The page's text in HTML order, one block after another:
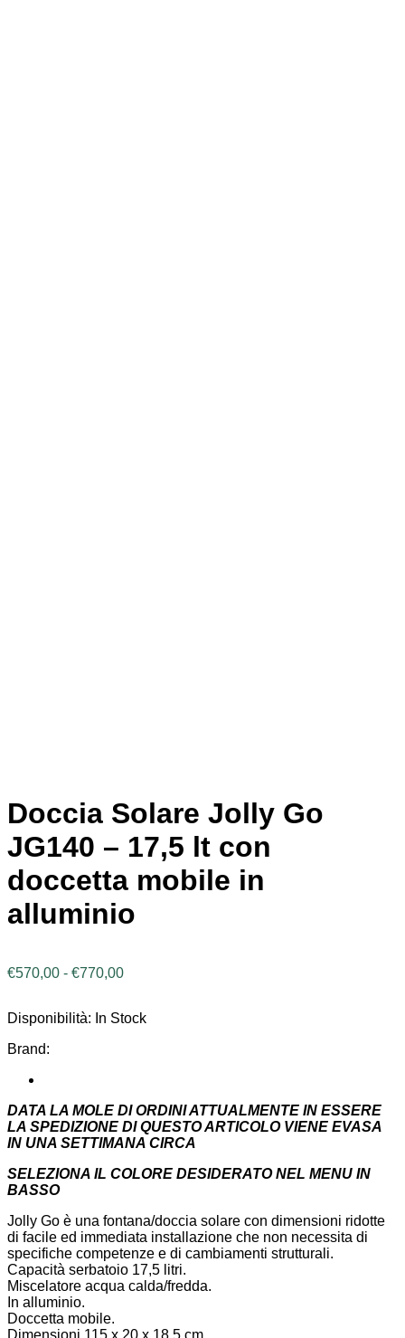
Doccia Solare Jolly Go
JG140 – 17,5 lt con
doccetta mobile in
alluminio
€570,00 - €770,00Fascia
da
Disponibilità: In Stock
Brand:
DATA LA MOLE DI ORDINI ATTUALMENTE IN ESSERE
LA SPEDIZIONE DI QUESTO ARTICOLO VIENE EVASA
IN UNA SETTIMANA CIRCA
SELEZIONA IL COLORE DESIDERATO NEL MENU IN
BASSO
Jolly Go è una fontana/doccia solare con dimensioni ridotte
di facile ed immediata installazione che non necessita di
specifiche competenze e di cambiamenti strutturali.
Capacità serbatoio 17,5 litri.
Miscelatore acqua calda/fredda.
In alluminio.
Doccetta mobile.
Dimensioni 115 x 20 x 18,5 cm.